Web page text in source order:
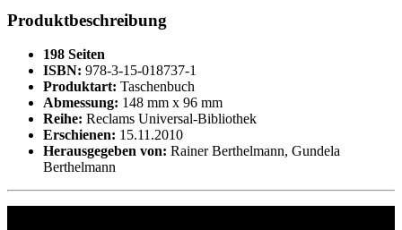
Produktbeschreibung
198 Seiten
ISBN: 978-3-15-018737-1
Produktart: Taschenbuch
Abmessung: 148 mm x 96 mm
Reihe: Reclams Universal-Bibliothek
Erschienen: 15.11.2010
Herausgegeben von: Rainer Berthelmann, Gundela
Berthelmann